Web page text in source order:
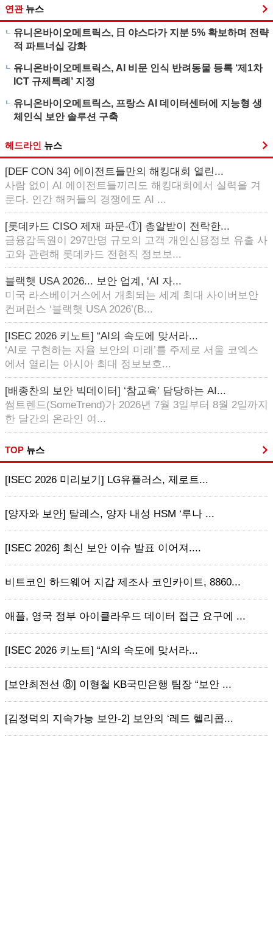
연관 뉴스
유니온바이오메트릭스, 日 야스다가 지분 5% 확보하며 전략
적 파트너십 강화
유니온바이오메트릭스, AI 비문 인식 반려동물 등록 ‘제1차
ICT 규제특례’ 지정
유니온바이오메트릭스, 프랑스 AI 데이터센터에 지능형 생
체인식 보안 솔루션 구축
헤드라인 뉴스
[DEF CON 34] 에이전트들만의 해킹대회 열린...
사람 없이 AI 에이전트들끼리도 해킹대회에서 실력을 겨
룬다. 인간 해커들의 경쟁에도 AI ...
[롯데카드 CISO 제재 파문-①] 총알받이 전락한...
금융감독원이 297만명 규모의 고객 개인신용정보 유출 사
고와 관련해 롯데카드 전현직 정보보...
블랙햇 USA 2026... 보안 업계, ‘AI 자...
미국 라스베이거스에서 개최되는 세계 최대 사이버보안
컨퍼런스 ‘블랙햇 USA 2026’(B...
[ISEC 2026 키노트] “AI의 속도에 맞서라...
‘AI로 구현하는 자율 보안의 미래’를 주제로 서울 코엑스
에서 열리는 아시아 최대 정보보호...
[배종찬의 보안 빅데이터] ‘참교육’ 담당하는 AI...
썸트렌드(SomeTrend)가 2026년 7월 3일부터 8월 2일까지
한 달간의 온라인 여...
TOP 뉴스
[ISEC 2026 미리보기] LG유플러스, 제로트...
[양자와 보안] 탈레스, 양자 내성 HSM ‘루나 ...
[ISEC 2026] 최신 보안 이슈 발표 이어져....
비트코인 하드웨어 지갑 제조사 코인카이트, 8860...
애플, 영국 정부 아이클라우드 데이터 접근 요구에 ...
[ISEC 2026 키노트] “AI의 속도에 맞서라...
[보안최전선 ⑧] 이형철 KB국민은행 팀장 “보안 ...
[김정덕의 지속가능 보안-2] 보안의 ‘레드 헬리콥...